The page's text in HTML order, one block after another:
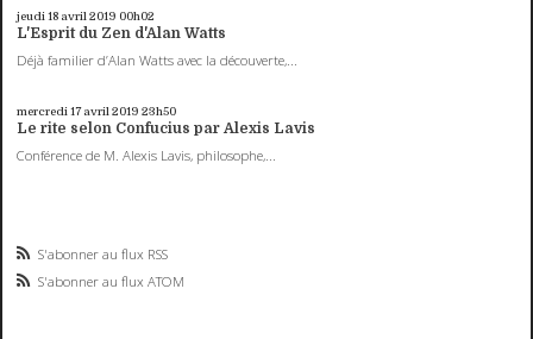
jeudi 18 avril 2019 00h02
L'Esprit du Zen d'Alan Watts
Déjà familier d’Alan Watts avec la découverte,...
mercredi 17 avril 2019 23h50
Le rite selon Confucius par Alexis Lavis
Conférence de M. Alexis Lavis, philosophe,...
S'abonner au flux RSS
S'abonner au flux ATOM